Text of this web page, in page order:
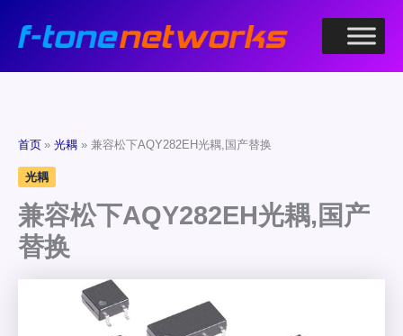
首页 光耦 兼容松下AQY282EH光耦,国产替换
光耦
兼容松下AQY282EH光耦,国产
替换